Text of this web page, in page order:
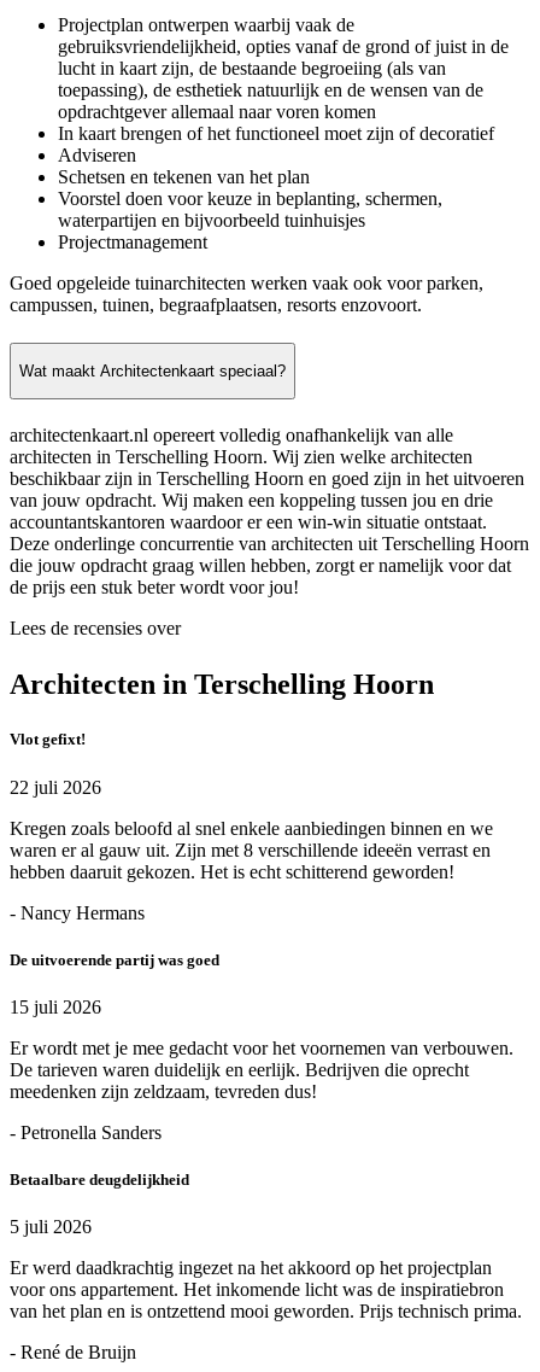
Projectplan ontwerpen waarbij vaak de
gebruiksvriendelijkheid, opties vanaf de grond of juist in de
lucht in kaart zijn, de bestaande begroeiing (als van
toepassing), de esthetiek natuurlijk en de wensen van de
opdrachtgever allemaal naar voren komen
In kaart brengen of het functioneel moet zijn of decoratief
Adviseren
Schetsen en tekenen van het plan
Voorstel doen voor keuze in beplanting, schermen,
waterpartijen en bijvoorbeeld tuinhuisjes
Projectmanagement
Goed opgeleide tuinarchitecten werken vaak ook voor parken,
campussen, tuinen, begraafplaatsen, resorts enzovoort.
Wat maakt Architectenkaart speciaal?
architectenkaart.nl opereert volledig onafhankelijk van alle
architecten in Terschelling Hoorn. Wij zien welke architecten
beschikbaar zijn in Terschelling Hoorn en goed zijn in het uitvoeren
van jouw opdracht. Wij maken een koppeling tussen jou en drie
accountantskantoren waardoor er een win-win situatie ontstaat.
Deze onderlinge concurrentie van architecten uit Terschelling Hoorn
die jouw opdracht graag willen hebben, zorgt er namelijk voor dat
de prijs een stuk beter wordt voor jou!
Lees de recensies over
Architecten in Terschelling Hoorn
Vlot gefixt!
22 juli 2026
Kregen zoals beloofd al snel enkele aanbiedingen binnen en we
waren er al gauw uit. Zijn met 8 verschillende ideeën verrast en
hebben daaruit gekozen. Het is echt schitterend geworden!
- Nancy Hermans
De uitvoerende partij was goed
15 juli 2026
Er wordt met je mee gedacht voor het voornemen van verbouwen.
De tarieven waren duidelijk en eerlijk. Bedrijven die oprecht
meedenken zijn zeldzaam, tevreden dus!
- Petronella Sanders
Betaalbare deugdelijkheid
5 juli 2026
Er werd daadkrachtig ingezet na het akkoord op het projectplan
voor ons appartement. Het inkomende licht was de inspiratiebron
van het plan en is ontzettend mooi geworden. Prijs technisch prima.
- René de Bruijn